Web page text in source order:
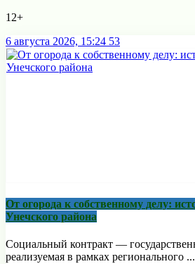
12+
6 августа 2026, 15:24 53
От огорода к собственному делу:
Унечского района
Социальный контракт —
реализуемая в рамках регионального ...